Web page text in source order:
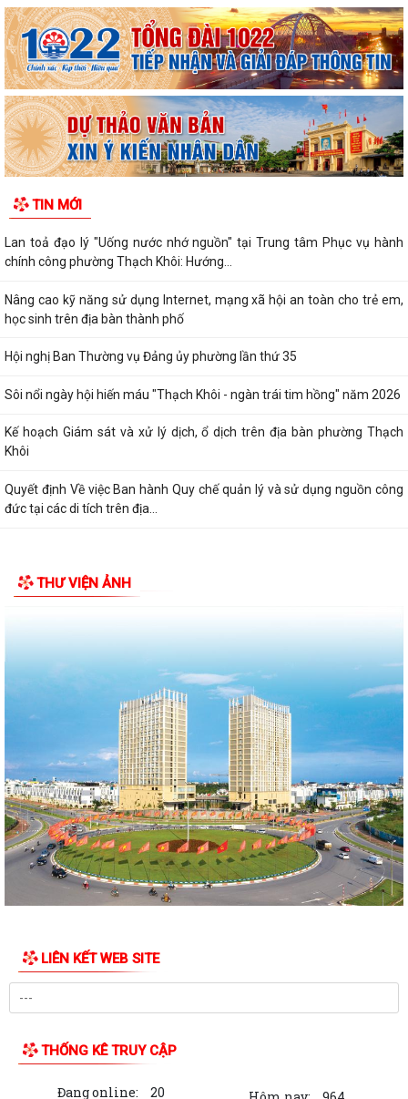
TIN MỚI
Lan toả đạo lý "Uống nước nhớ nguồn" tại Trung tâm Phục vụ hành
chính công phường Thạch Khôi: Hướng...
Nâng cao kỹ năng sử dụng Internet, mạng xã hội an toàn cho trẻ em,
học sinh trên địa bàn thành phố
Hội nghị Ban Thường vụ Đảng ủy phường lần thứ 35
Sôi nổi ngày hội hiến máu "Thạch Khôi - ngàn trái tim hồng" năm 2026
Kế hoạch Giám sát và xử lý dịch, ổ dịch trên địa bàn phường Thạch
Khôi
Quyết định Về việc Ban hành Quy chế quản lý và sử dụng nguồn công
đức tại các di tích trên địa...
THƯ VIỆN ẢNH
LIÊN KẾT WEB SITE
THỐNG KÊ TRUY CẬP
Đang online: 20